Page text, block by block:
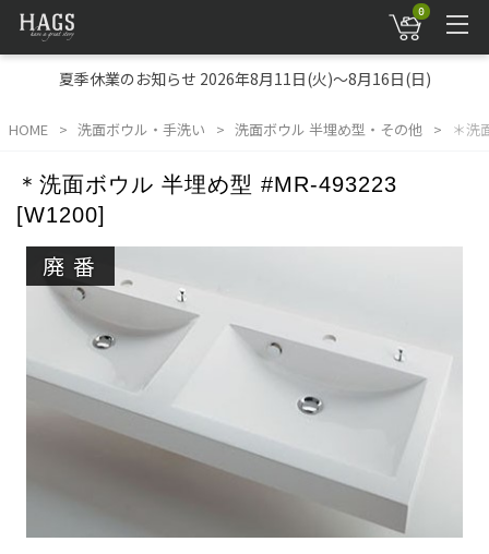
0
夏季休業のお知らせ 2026年8月11日(火)～8月16日(日)
HOME 洗面ボウル・手洗い 洗面ボウル 半埋め型・その他 ＊洗
＊洗面ボウル 半埋め型 #MR-493223
[W1200]
廃番